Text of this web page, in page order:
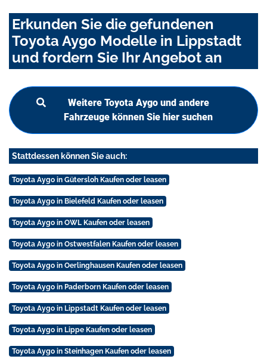
Erkunden Sie die gefundenen
Toyota Aygo Modelle in Lippstadt
und fordern Sie Ihr Angebot an
Weitere Toyota Aygo und andere
Fahrzeuge können Sie hier suchen
Stattdessen können Sie auch:
Toyota Aygo in Gütersloh Kaufen oder leasen
Toyota Aygo in Bielefeld Kaufen oder leasen
Toyota Aygo in OWL Kaufen oder leasen
Toyota Aygo in Ostwestfalen Kaufen oder leasen
Toyota Aygo in Oerlinghausen Kaufen oder leasen
Toyota Aygo in Paderborn Kaufen oder leasen
Toyota Aygo in Lippstadt Kaufen oder leasen
Toyota Aygo in Lippe Kaufen oder leasen
Toyota Aygo in Steinhagen Kaufen oder leasen